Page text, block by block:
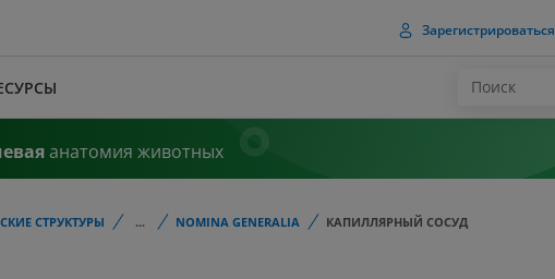
Зарегистрироваться
анатомия животных
СТРУКТУРЫ ... NOMINA GENERALIA КАПИЛЛЯРНЫЙ СОСУД